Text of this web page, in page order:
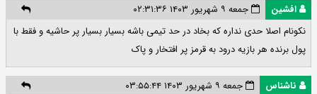
افشین
جمعه ۹ شهریور ۱۴۰۳ ۰۲:۳۱:۳۶
نکونام اصلا حدی نداره که بخاد در حد تیمی باشه بسیار بسیار پر حاشیه و فقط با
پول برنده هر بازیه درود به قرمز پر افتخار و پاک
ناشناس
جمعه ۹ شهریور ۱۴۰۳ ۰۳:۵۵:۴۴